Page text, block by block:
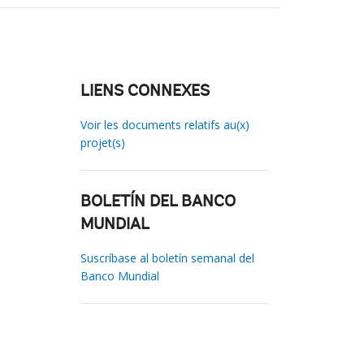
LIENS CONNEXES
Voir les documents relatifs au(x)
projet(s)
BOLETÍN DEL BANCO
MUNDIAL
Suscríbase al boletín semanal del
Banco Mundial